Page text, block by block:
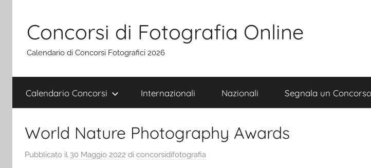
contenuto
Concorsi di Fotografia Online
Calendario di Concorsi Fotografici 2026
Calendario Concorsi Internazionali Nazionali Segnala un Concorso
World Nature Photography Awards
Pubblicato il 30 Maggio 2022 di concorsidifotografia